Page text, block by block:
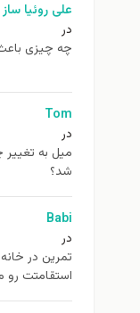
علی روئیا ساز
در
چه چیزی
Tom
در
ميل به
شد؟
Babi
در
استقامتت رو